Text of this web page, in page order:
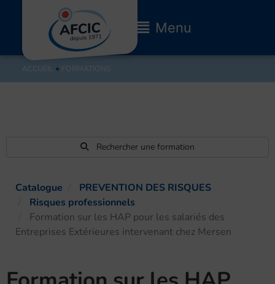
Main
Menu
Menu
ACCUEIL ● FORMATIONS
Rechercher une formation
Catalogue
PREVENTION DES RISQUES
Risques professionnels
Formation sur les HAP pour les salariés des
Entreprises Extérieures intervenant chez Mersen